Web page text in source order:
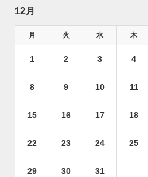
12月
月 火 水 木
1 2 3 4
8 9 10 11
15 16 17 18
22 23 24 25
29 30 31